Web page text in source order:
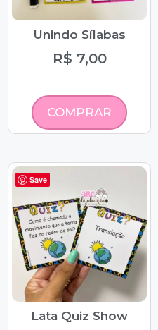
Unindo Sílabas
R$ 7,00
COMPRAR
Save
Lata Quiz Show